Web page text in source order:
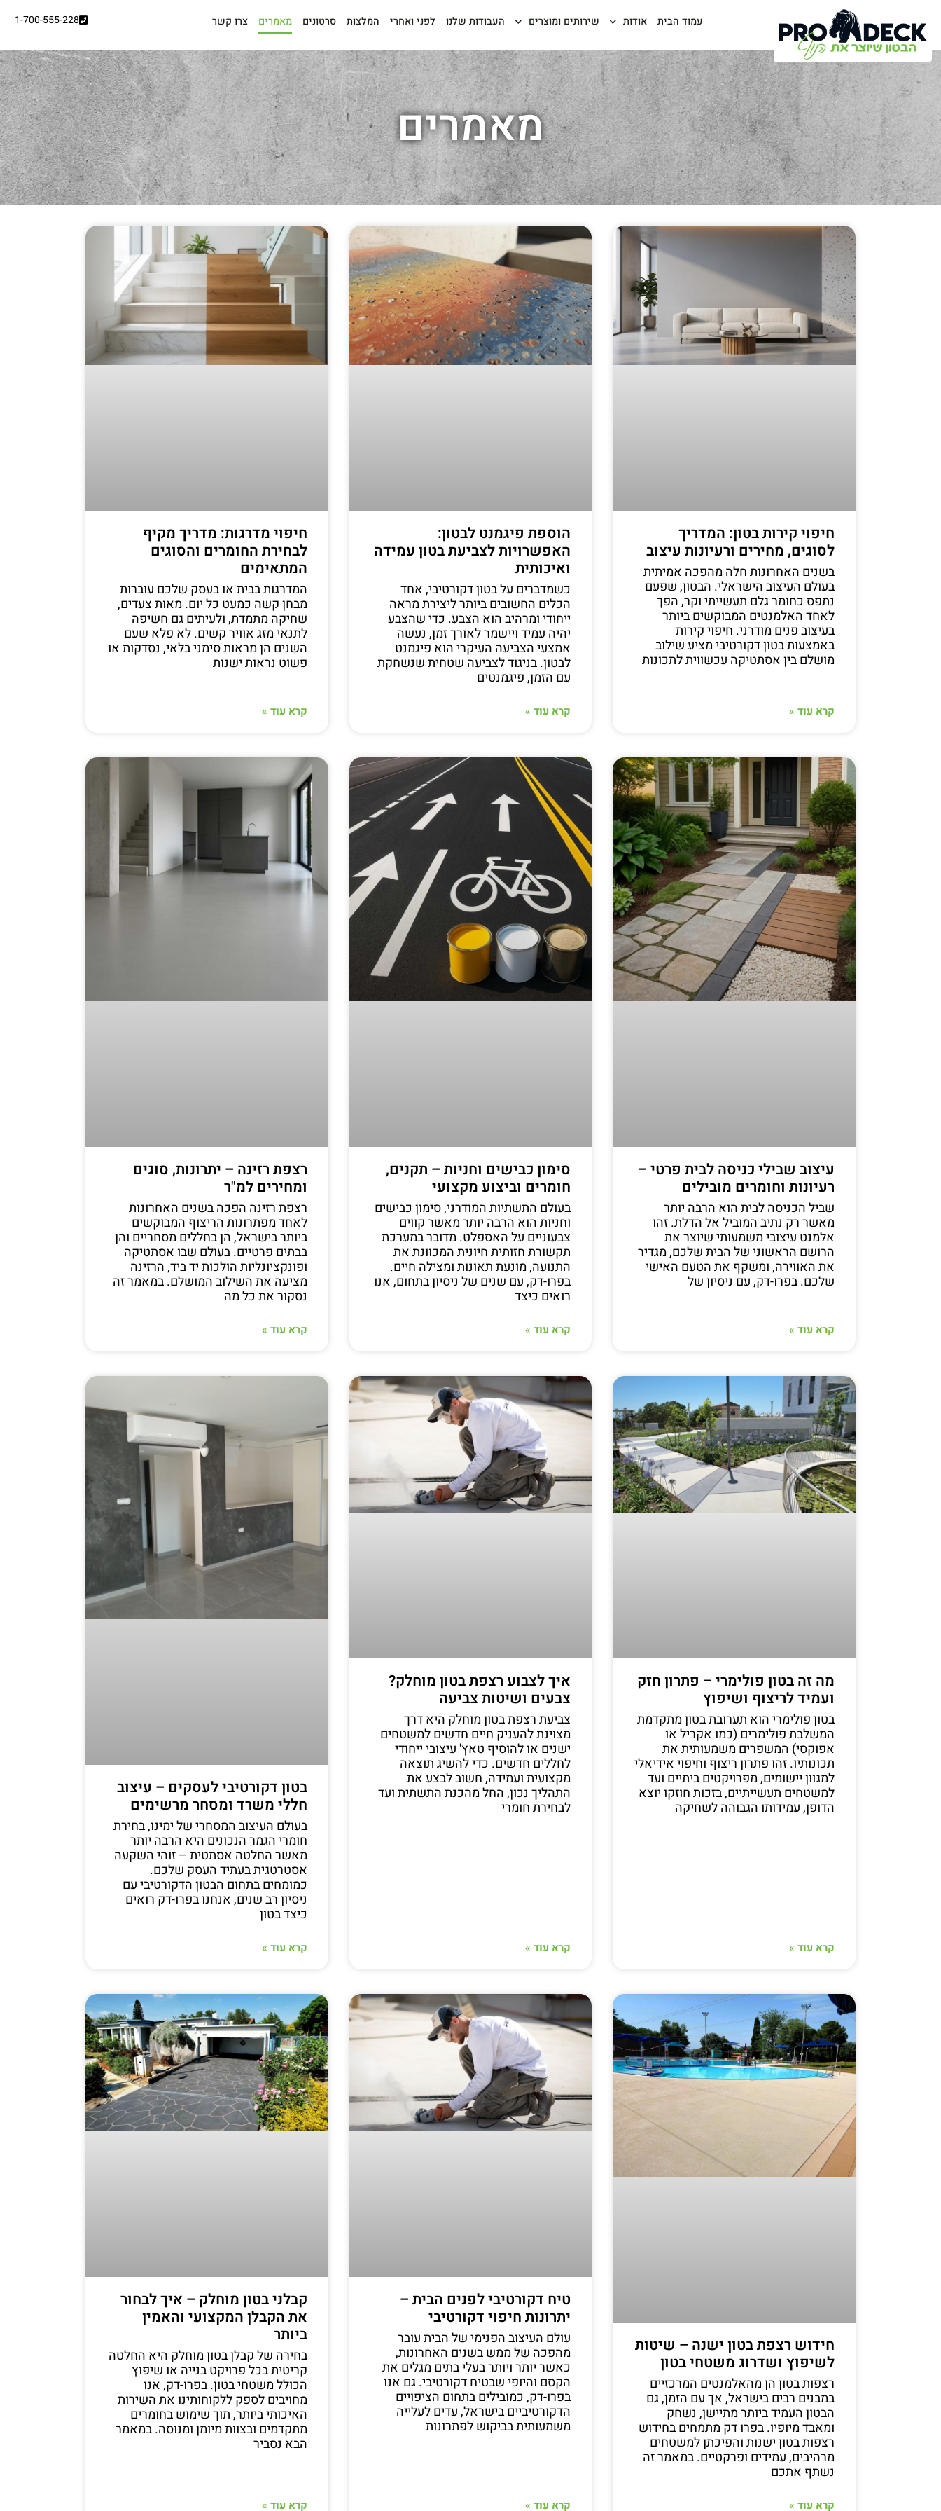
עמוד הבית אודות שירותים ומוצרים העבודות שלנו לפני ואחרי המלצות סרטונים מאמרים צרו קשר 1-700-555-228
מאמרים
חיפוי קירות בטון: המדריך
לסוגים, מחירים ורעיונות עיצוב
בשנים האחרונות חלה מהפכה אמיתית
בעולם העיצוב הישראלי. הבטון, שפעם
נתפס כחומר גלם תעשייתי וקר, הפך
לאחד האלמנטים המבוקשים ביותר
בעיצוב פנים מודרני. חיפוי קירות
באמצעות בטון דקורטיבי מציע שילוב
מושלם בין אסתטיקה עכשווית לתכונות
קרא עוד »
הוספת פיגמנט לבטון:
האפשרויות לצביעת בטון עמידה
ואיכותית
כשמדברים על בטון דקורטיבי, אחד
הכלים החשובים ביותר ליצירת מראה
ייחודי ומרהיב הוא הצבע. כדי שהצבע
יהיה עמיד ויישמר לאורך זמן, נעשה
אמצעי הצביעה העיקרי הוא פיגמנט
לבטון. בניגוד לצביעה שטחית שנשחקת
עם הזמן, פיגמנטים
קרא עוד »
חיפוי מדרגות: מדריך מקיף
לבחירת החומרים והסוגים
המתאימים
המדרגות בבית או בעסק שלכם עוברות
מבחן קשה כמעט כל יום. מאות צעדים,
שחיקה מתמדת, ולעיתים גם חשיפה
לתנאי מזג אוויר קשים. לא פלא שעם
השנים הן מראות סימני בלאי, נסדקות או
פשוט נראות ישנות
קרא עוד »
עיצוב שבילי כניסה לבית פרטי –
רעיונות וחומרים מובילים
שביל הכניסה לבית הוא הרבה יותר
מאשר רק נתיב המוביל אל הדלת. זהו
אלמנט עיצובי משמעותי שיוצר את
הרושם הראשוני של הבית שלכם, מגדיר
את האווירה, ומשקף את הטעם האישי
שלכם. בפרו-דק, עם ניסיון של
קרא עוד »
סימון כבישים וחניות – תקנים,
חומרים וביצוע מקצועי
בעולם התשתיות המודרני, סימון כבישים
וחניות הוא הרבה יותר מאשר קווים
צבעוניים על האספלט. מדובר במערכת
תקשורת חזותית חיונית המכוונת את
התנועה, מונעת תאונות ומצילה חיים.
בפרו-דק, עם שנים של ניסיון בתחום, אנו
רואים כיצד
קרא עוד »
רצפת רזינה – יתרונות, סוגים
ומחירים למ"ר
רצפת רזינה הפכה בשנים האחרונות
לאחד מפתרונות הריצוף המבוקשים
ביותר בישראל, הן בחללים מסחריים והן
בבתים פרטיים. בעולם שבו אסתטיקה
ופונקציונליות הולכות יד ביד, הרזינה
מציעה את השילוב המושלם. במאמר זה
נסקור את כל מה
קרא עוד »
מה זה בטון פולימרי – פתרון חזק
ועמיד לריצוף ושיפוץ
בטון פולימרי הוא תערובת בטון מתקדמת
המשלבת פולימרים (כמו אקריל או
אפוקסי) המשפרים משמעותית את
תכונותיו. זהו פתרון ריצוף וחיפוי אידיאלי
למגוון יישומים, מפרויקטים ביתיים ועד
למשטחים תעשייתיים, בזכות חוזקו יוצא
הדופן, עמידותו הגבוהה לשחיקה
קרא עוד »
איך לצבוע רצפת בטון מוחלק?
צבעים ושיטות צביעה
צביעת רצפת בטון מוחלק היא דרך
מצוינת להעניק חיים חדשים למשטחים
ישנים או להוסיף טאץ' עיצובי ייחודי
לחללים חדשים. כדי להשיג תוצאה
מקצועית ועמידה, חשוב לבצע את
התהליך נכון, החל מהכנת התשתית ועד
לבחירת חומרי
קרא עוד »
בטון דקורטיבי לעסקים – עיצוב
חללי משרד ומסחר מרשימים
בעולם העיצוב המסחרי של ימינו, בחירת
חומרי הגמר הנכונים היא הרבה יותר
מאשר החלטה אסתטית – זוהי השקעה
אסטרטגית בעתיד העסק שלכם.
כמומחים בתחום הבטון הדקורטיבי עם
ניסיון רב שנים, אנחנו בפרו-דק רואים
כיצד בטון
קרא עוד »
חידוש רצפת בטון ישנה – שיטות
לשיפוץ ושדרוג משטחי בטון
רצפות בטון הן מהאלמנטים המרכזיים
במבנים רבים בישראל, אך עם הזמן, גם
הבטון העמיד ביותר מתיישן, נשחק
ומאבד מיופיו. בפרו דק מתמחים בחידוש
רצפות בטון ישנות והפיכתן למשטחים
מרהיבים, עמידים ופרקטיים. במאמר זה
נשתף אתכם
קרא עוד »
טיח דקורטיבי לפנים הבית –
יתרונות חיפוי דקורטיבי
עולם העיצוב הפנימי של הבית עובר
מהפכה של ממש בשנים האחרונות,
כאשר יותר ויותר בעלי בתים מגלים את
הקסם והיופי שבטיח דקורטיבי. גם אנו
בפרו-דק, כמובילים בתחום הציפויים
הדקורטיביים בישראל, עדים לעלייה
משמעותית בביקוש לפתרונות
קרא עוד »
קבלני בטון מוחלק – איך לבחור
את הקבלן המקצועי והאמין
ביותר
בחירה של קבלן בטון מוחלק היא החלטה
קריטית בכל פרויקט בנייה או שיפוץ
הכולל משטחי בטון. בפרו-דק, אנו
מחויבים לספק ללקוחותינו את השירות
האיכותי ביותר, תוך שימוש בחומרים
מתקדמים ובצוות מיומן ומנוסה. במאמר
הבא נסביר
קרא עוד »